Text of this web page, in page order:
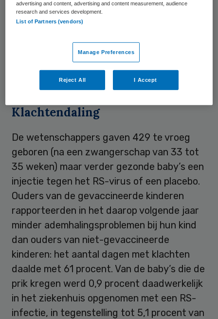
voorbode van astma zijn. Veel baby’s raken
geïnfecteerd, waarvan 1 procent wordt
daarmee in Nederland de belangrijkste
oorzaak van ziekenhuisopnames bij jonge
Klachtendaling
De wetenschappers gaven 429 te vroeg
geboren (na een zwangerschap van 33 tot
35 weken) maar verder gezonde baby’s een
injectie tegen het RS-virus of een placebo.
Ouders van de gevaccineerde kinderen
rapporteerden in het daarop volgende jaar
minder ademhalingsproblemen bij hun kind
dan ouders van niet-gevaccineerde
kinderen: het aantal dagen met klachten
daalde met 61 procent. Van de baby’s die de
prik kregen werd 0,9 procent daadwerkelijk
in het ziekenhuis opgenomen met een RS-
infectie, in tegenstelling tot 5,1 procent van
advertising and content, advertising and content measurement, audience
research and services development.
List of Partners (vendors)
Manage Preferences
Reject All I Accept